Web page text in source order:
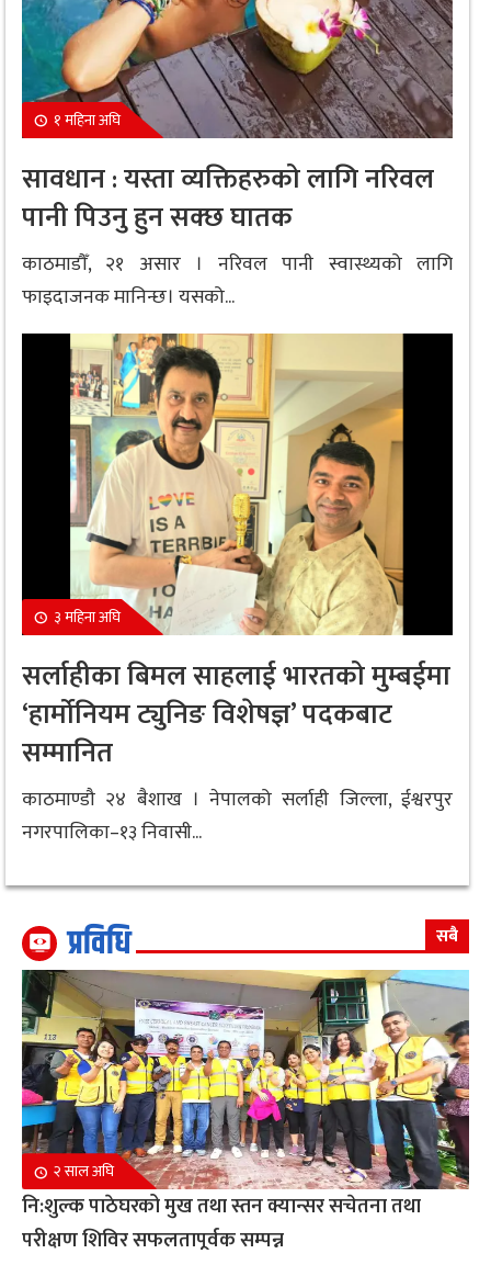
१ महिना अघि
सावधान : यस्ता व्यक्तिहरुको लागि नरिवल
पानी पिउनु हुन सक्छ घातक
काठमाडौँ, २१ असार । नरिवल पानी स्वास्थ्यको लागि
फाइदाजनक मानिन्छ। यसको...
३ महिना अघि
सर्लाहीका बिमल साहलाई भारतको मुम्बईमा
‘हार्मोनियम ट्युनिङ विशेषज्ञ’ पदकबाट
सम्मानित
काठमाण्डौ २४ बैशाख । नेपालको सर्लाही जिल्ला, ईश्वरपुर
नगरपालिका–१३ निवासी...
प्रविधि सबै
२ साल अघि
नि:शुल्क पाठेघरको मुख तथा स्तन क्यान्सर सचेतना तथा
परीक्षण शिविर सफलतापूर्वक सम्पन्न